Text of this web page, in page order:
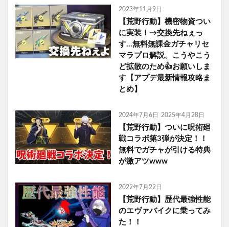
2023年11月9日
【荒野行動】機密物資つい
に実装！→交換先ねぇっ
す…無料無課金ガチャリセ
マラプロ解説。こうやこう
ど拡散のため👍お願いしま
す【アプデ最新情報攻略ま
とめ】
2024年7月6日 2025年4月28日
【荒野行動】ついに呪術廻
戦コラボ第3弾が決定！！
無料でガチャが引ける特典
が激アツwww
2022年7月22日
【荒野行動】歴代最強性能
のエヴァバイクに乗ってみ
た！！